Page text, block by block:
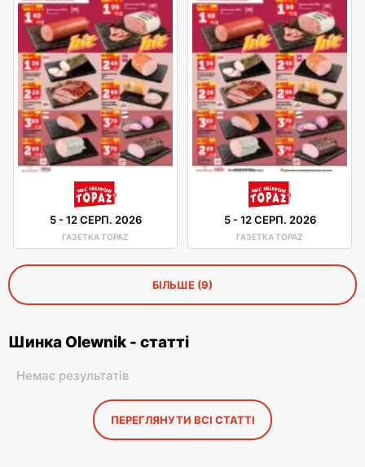
5-12 СЕРП. 2026
ГАЗЕТКА TOPAZ
5-12 СЕРП. 2026
ГАЗЕТКА TOPAZ
БІЛЬШЕ (9)
Шинка Olewnik - статті
Немає результатів
ПЕРЕГЛЯНУТИ ВСІ СТАТТІ